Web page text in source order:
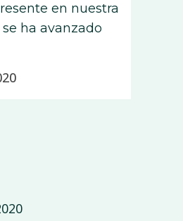
en nuestra
ha avanzado